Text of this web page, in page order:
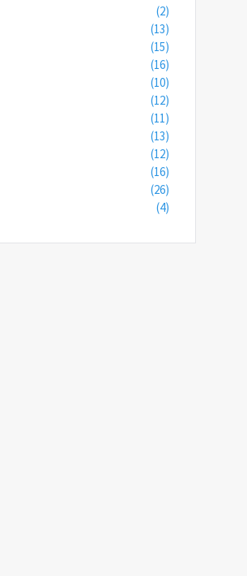
(2)
(13)
(15)
(16)
(10)
(12)
(11)
(13)
(12)
(16)
(26)
(4)